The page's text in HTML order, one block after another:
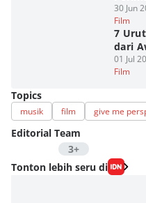
30 Jun
Film
7
dari
01 Jul
Film
Topics
musik film give me
Editorial Team
3+
Editor
Fahrul Razi Uni
Tonton lebih seru di